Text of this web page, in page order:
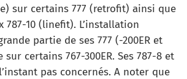
sur certains 777 (retrofit) ainsi que
787-10 (linefit). L’installation
partie de ses 777 (-200ER et
sur certains 767-300ER. Ses 787-8 et
pas concernés. A noter que